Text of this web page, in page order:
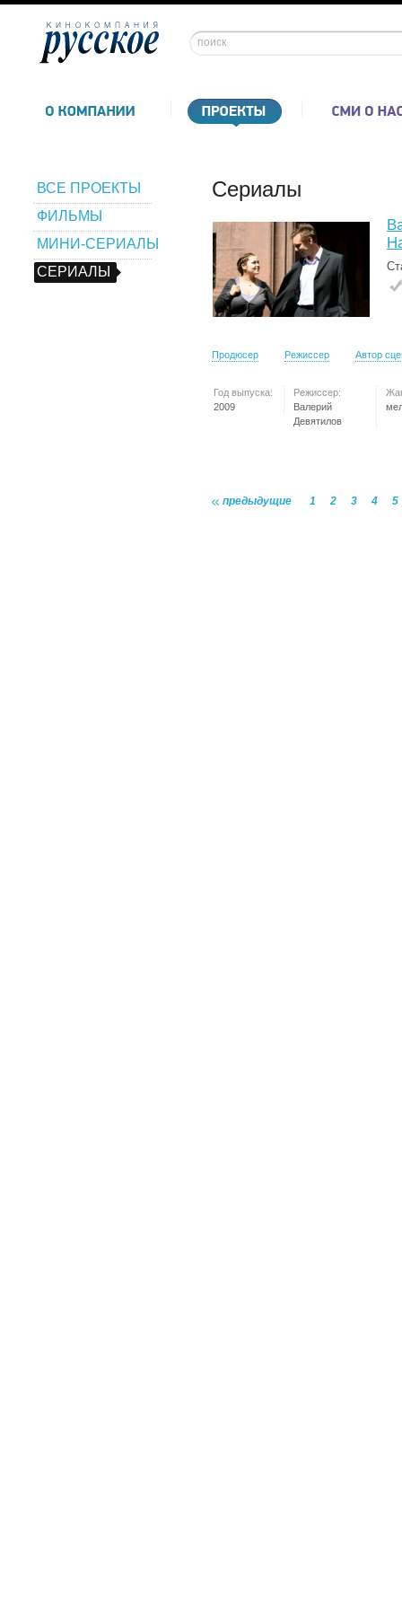
ВСЕ ПРОЕКТЫ
ФИЛЬМЫ
МИНИ-СЕРИАЛЫ
СЕРИАЛЫ
Сериалы
Продюсер Режиссер Автор
Год выпуска:
2009
Режиссер:
Валерий
Девятилов
предыдущие 1 2 3 4 5